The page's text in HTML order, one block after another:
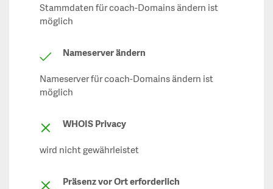
Stammdaten für coach-Domains ändern ist
möglich
Nameserver ändern
Nameserver für coach-Domains ändern ist
möglich
WHOIS Privacy
wird nicht gewährleistet
Präsenz vor Ort erforderlich